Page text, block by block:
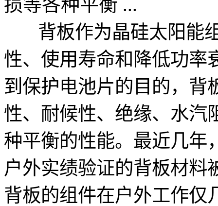
损等各种平衡 ...
背板作为晶硅太阳能组
性、使用寿命和降低功率
到保护电池片的目的，背
性、耐候性、绝缘、水汽
种平衡的性能。最近几年
户外实绩验证的背板材料
背板的组件在户外工作仅